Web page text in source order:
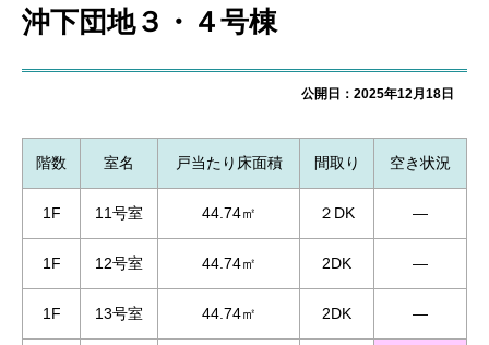
沖下団地３・４号棟
公開日：2025年12月18日
階数 室名 戸当たり床面積 間取り 空き状況
1F 11号室 44.74㎡ ２DK ―
1F 12号室 44.74㎡ 2DK ―
1F 13号室 44.74㎡ 2DK ―